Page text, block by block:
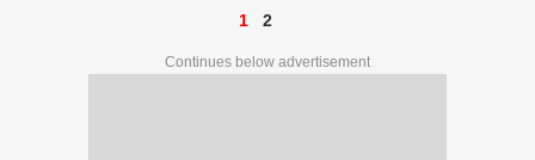
1 2
Continues below advertisement